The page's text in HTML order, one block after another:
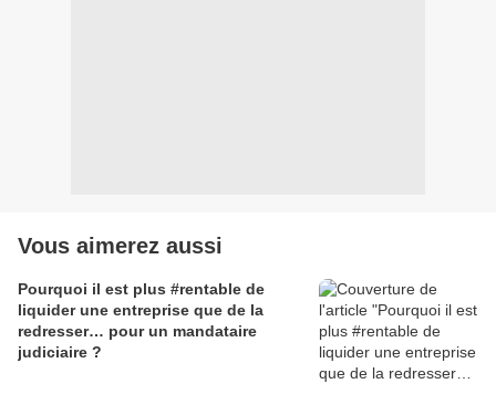
Vous aimerez aussi
Pourquoi il est plus #rentable de
liquider une entreprise que de la
redresser… pour un mandataire
judiciaire ?